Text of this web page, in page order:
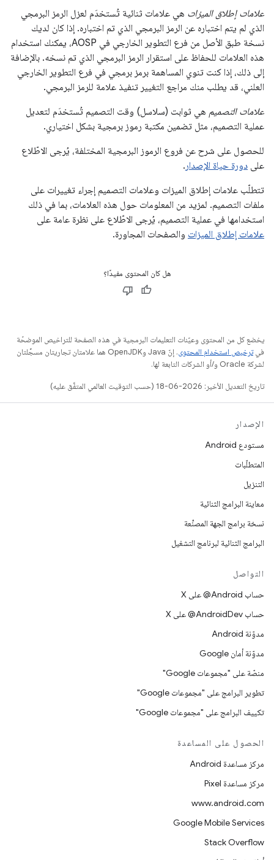
علامات إطلاق الميزات هي علامات ثنائية تُستخدَم لعزل الرمز البرمجي
الذي لم يتم اختباره عن الرمز البرمجي الذي تم اختباره. إذا كان لديك
نسخة طبق الأصل من فرع التطوير الخارجي في AOSP، يمكنك استخدام
هذه العلامات للحفاظ على استقرار الرمز البرمجي الذي تم نسخه. بالإضافة
إلى ذلك، إذا كنت تنوي المساهمة برمز برمجي في فرع التطوير الخارجي
العلني، قد يطلب منك مراجع التغيير تنفيذ علامة للرمز البرمجي.
علامات التصميم هي ثوابت (سلاسل) وقت التصميم تُستخدَم لتعديل
عملية التصميم، مثل تضمين مكتبة رموز برمجية بشكل اختياري.
للحصول على شرح عن فروع الرموز البرمجية المختلفة، يُرجى الاطّلاع
على دورة حياة الإصدار .
تتطلّب علامات إطلاق الميزات وعلامات التصميم إجراء تغييرات على
ملفات التصميم. لمزيد من المعلومات حول هذه العلامات، بما في ذلك
استخدامها في عملية التصميم، يُرجى الاطّلاع على نظرة عامة على
علامات إطلاق الميزات والصفحات المجاورة.
هل كان المحتوى مفيدًا؟
يخضع كل من المحتوى وعيّنات التعليمات البرمجية في هذه الصفحة للتراخيص الموضحّة
فيترخيص استخدام المحتوى
. إنّ Java وOpenJDK هما علامتان تجاريتان مسجَّلتان
لشركة Oracle و/أو الشركات التابعة لها.
تاريخ التعديل الأخير: 2026-06-18 (حسب التوقيت العالمي المتفَّق عليه)
الإصدار
مستودع Android
المتطلّبات
التنزيل
معاينة البرامج الثنائية
نسخة برامج الجهة المصنِّعة
البرامج الثنائية لبرنامج التشغيل
التواصل
حساب ‎@Android على X
حساب ‎@AndroidDev على X
مدوّنة Android
مدوّنة أمان Google
منصّة على "مجموعات Google"
تطوير البرامج على "مجموعات Google"
تكييف البرامج على "مجموعات Google"
الحصول على المساعدة
مركز مساعدة Android
مركز مساعدة Pixel
www.android.com
Google Mobile Services
Stack Overflow